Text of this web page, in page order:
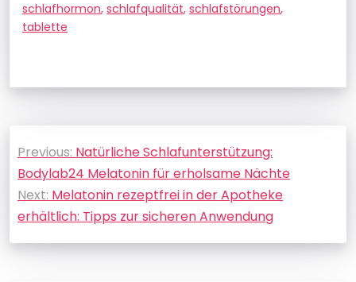
schlafhormon, schlafqualität, schlafstörungen,
tablette
Beitragsnavigation
Previous: Natürliche Schlafunterstützung:
Bodylab24 Melatonin für erholsame Nächte
Next: Melatonin rezeptfrei in der Apotheke
erhältlich: Tipps zur sicheren Anwendung